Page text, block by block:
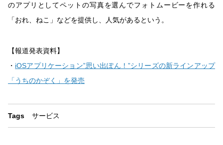
のアプリとしてペットの写真を選んでフォトムービーを作れる
「おれ、ねこ」などを提供し、人気があるという。
【報道発表資料】
・ iOSアプリケーション”思い出ぽん！”シリーズの新ラインアップ
「うちのかぞく」を発売
Tags サービス